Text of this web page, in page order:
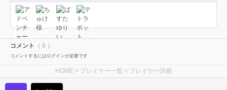
コメント （ 0 ）
コメントするにはログインが必要です
HOME > プレイヤー一覧 > プレイヤー詳細